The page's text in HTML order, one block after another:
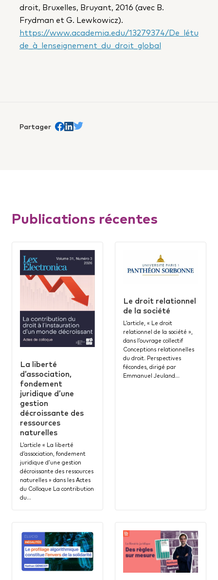
droit, Bruxelles, Bruyant, 2016 (avec B.
Frydman et G. Lewkowicz).
https://www.academia.edu/13279374/De_létu
de_à_lenseignement_du_droit_global
Partager Partager sur Facebook
trans.Partager sur Linkedin
Partager sur Twitter
Publications récentes
La liberté
d’association,
fondement
juridique d’une
gestion
décroissante des
ressources
naturelles
L’article « La liberté
d’association, fondement
juridique d’une gestion
décroissante des ressources
naturelles » dans les Actes
du Colloque La contribution
du…
Le droit relationnel
de la société
L’article, « Le droit
relationnel de la société »,
dans l’ouvrage collectif
Conceptions relationnelles
du droit. Perspectives
fécondes, dirigé par
Emmanuel Jeuland…